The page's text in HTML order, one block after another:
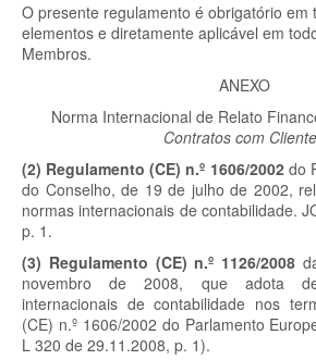
O presente regulamento é obrigatório em
elementos e diretamente aplicável em
Membros.
ANEXO
Norma Internacional de Relato
Contratos com
(2) Regulamento (CE) n.º 1606/2002do
do Conselho, de 19 de julho de 2002,
normas internacionais de contabilidade.
p. 1.
(3) Regulamento (CE) n.º 1126/2008
novembro de 2008, que adota
internacionais de contabilidade nos
(CE) n.º 1606/2002 do Parlamento
L 320 de 29.11.2008, p. 1).